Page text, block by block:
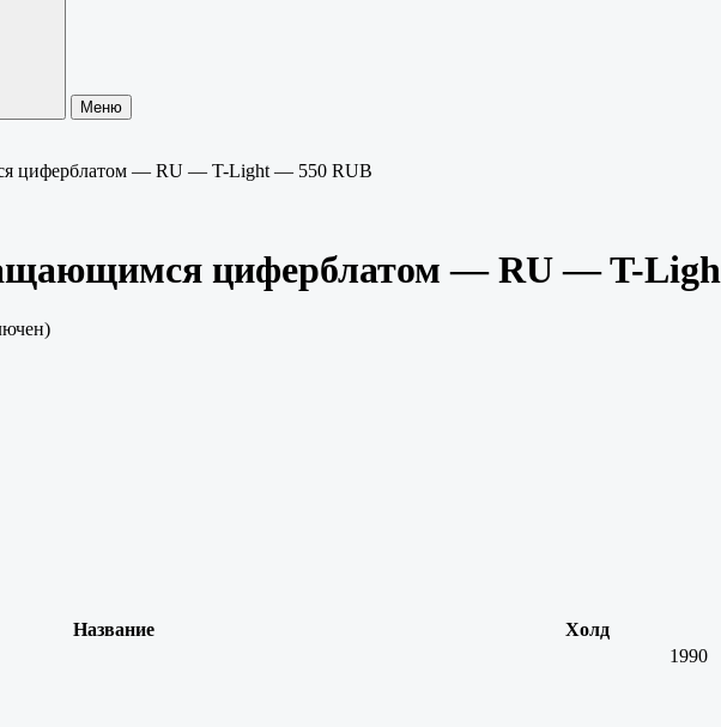
Меню
циферблатом — RU — T-Light — 550 RUB
циферблатом — RU — T-
Название Холд
1990